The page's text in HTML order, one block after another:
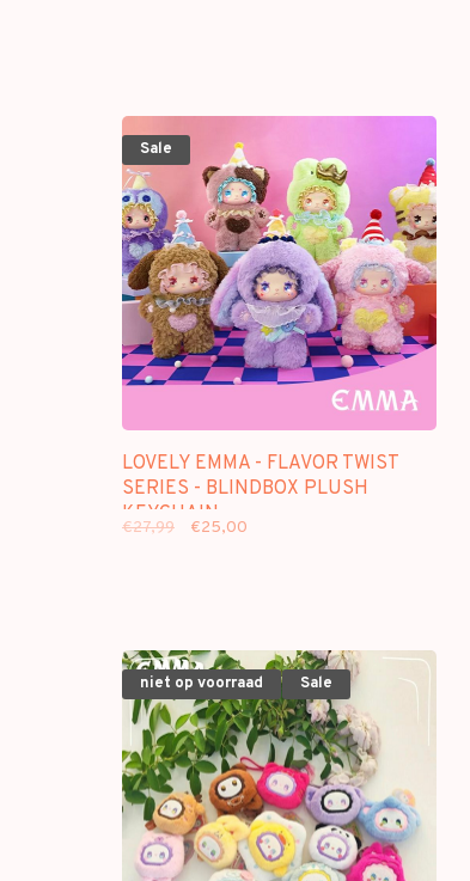
Sale
LOVELY EMMA - FLAVOR TWIST
SERIES - BLINDBOX PLUSH
KEYCHAIN
€27,99 €25,00
niet op voorraad Sale